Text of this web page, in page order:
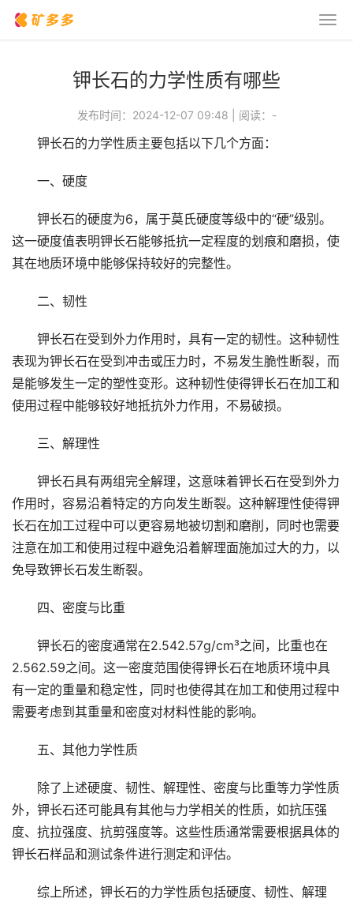
钾长石的力学性质有哪些
发布时间：2024-12-07 09:48 阅读： -
钾长石的力学性质主要包括以下几个方面：
一、硬度
钾长石的硬度为6，属于莫氏硬度等级中的“硬”级别。
这一硬度值表明钾长石能够抵抗一定程度的划痕和磨损，使
其在地质环境中能够保持较好的完整性。
二、韧性
钾长石在受到外力作用时，具有一定的韧性。这种韧性
表现为钾长石在受到冲击或压力时，不易发生脆性断裂，而
是能够发生一定的塑性变形。这种韧性使得钾长石在加工和
使用过程中能够较好地抵抗外力作用，不易破损。
三、解理性
钾长石具有两组完全解理，这意味着钾长石在受到外力
作用时，容易沿着特定的方向发生断裂。这种解理性使得钾
长石在加工过程中可以更容易地被切割和磨削，同时也需要
注意在加工和使用过程中避免沿着解理面施加过大的力，以
免导致钾长石发生断裂。
四、密度与比重
钾长石的密度通常在2.542.57g/cm³之间，比重也在
2.562.59之间。这一密度范围使得钾长石在地质环境中具
有一定的重量和稳定性，同时也使得其在加工和使用过程中
需要考虑到其重量和密度对材料性能的影响。
五、其他力学性质
除了上述硬度、韧性、解理性、密度与比重等力学性质
外，钾长石还可能具有其他与力学相关的性质，如抗压强
度、抗拉强度、抗剪强度等。这些性质通常需要根据具体的
钾长石样品和测试条件进行测定和评估。
综上所述，钾长石的力学性质包括硬度、韧性、解理